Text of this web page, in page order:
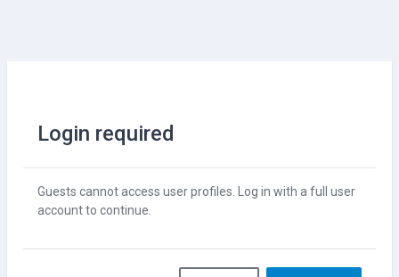
Login required
Guests cannot access user profiles. Log in with a full user
account to continue.